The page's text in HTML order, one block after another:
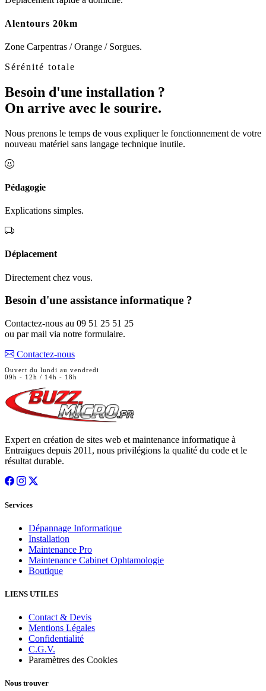
Alentours 20km
Zone Carpentras / Orange / Sorgues.
Sérénité totale
Besoin d'une installation ?
On arrive avec le sourire.
Nous prenons le temps de vous expliquer le fonctionnement de votre
nouveau matériel sans langage technique inutile.
Pédagogie
Explications simples.
Déplacement
Directement chez vous.
Besoin d'une assistance informatique ?
Contactez-nous au 09 51 25 51 25
ou par mail via notre formulaire.
Contactez-nous
Ouvert du lundi au vendredi
09h - 12h / 14h - 18h
Expert en création de sites web et maintenance informatique à
Entraigues depuis 2011, nous privilégions la qualité du code et le
résultat durable.
Services
Dépannage Informatique
Installation
Maintenance Pro
Maintenance Cabinet Ophtamologie
Boutique
LIENS UTILES
Contact & Devis
Mentions Légales
Confidentialité
C.G.V.
Paramètres des Cookies
Nous trouver